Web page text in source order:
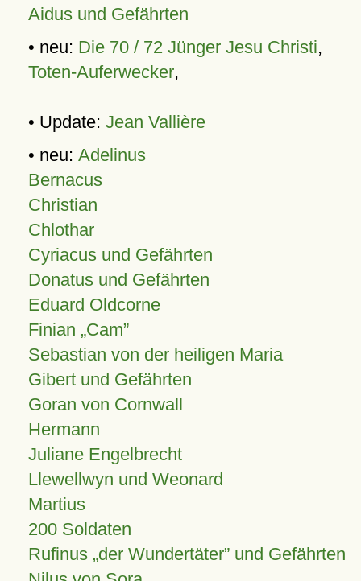
Aidus und Gefährten
• neu: Die 70 / 72 Jünger Jesu Christi,
Toten-Auferwecker,
• Update: Jean Vallière
• neu: Adelinus
Bernacus
Christian
Chlothar
Cyriacus und Gefährten
Donatus und Gefährten
Eduard Oldcorne
Finian Cam
Sebastian von der heiligen Maria
Gibert und Gefährten
Goran von Cornwall
Hermann
Juliane Engelbrecht
Llewellwyn und Weonard
Martius
200 Soldaten
Rufinus „der Wundertäter” und Gefährten